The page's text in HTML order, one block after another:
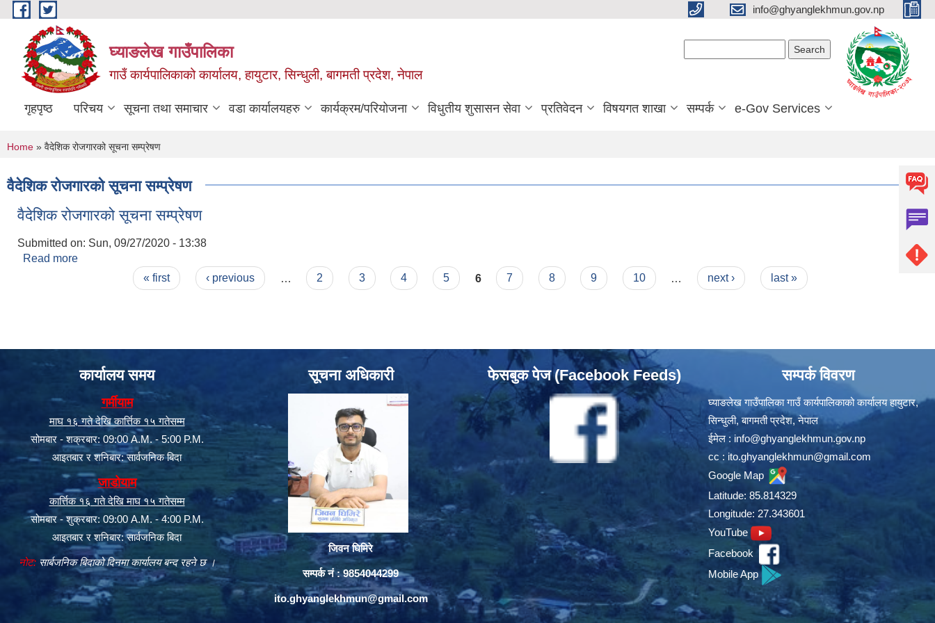
Skip to main content info@ghyanglekhmun.gov.np
घ्याङलेख गाउँपालिका
गाउँ कार्यपालिकाको कार्यालय, हायुटार, सिन्धुली, बागमती प्रदेश, नेपाल
गृहपृष्ठ परिचय सूचना तथा समाचार वडा कार्यालयहरु कार्यक्रम/परियोजना विधुतीय शुसासन सेवा प्रतिवेदन विषयगत शाखा सम्पर्क e-Gov Services
You are here
Home » वैदेशिक रोजगारको सूचना सम्प्रेषण
वैदेशिक रोजगारको सूचना सम्प्रेषण
वैदेशिक रोजगारको सूचना सम्प्रेषण
Submitted on: Sun, 09/27/2020 - 13:38
Read more
« first ‹ previous 2 3 4 5 6 7 8 9 10 next › last »
कार्यालय समय
गर्मीयाम
माघ १६ गते देखि कार्त्तिक १५ गतेसम्म
सोमबार - शक्रबार: 09:00 A.M. - 5:00 P.M.
आइतबार र शनिबार: सार्वजनिक बिदा
जाडोयाम
कार्त्तिक १६ गते देखि माघ १५ गतेसम्म
सोमबार - शुक्रबार: 09:00 A.M. - 4:00 P.M.
आइतबार र शनिबार: सार्वजनिक बिदा
नोट:सार्बजनिक बिदाको दिनमा कार्यालय बन्द रहने छ ।
सूचना अधिकारी
जिवन घिमिरे
सम्पर्क नं : 9854044299
ito.ghyanglekhmun@gmail.com
फेसबुक पेज (Facebook Feeds) सम्पर्क विवरण
घ्याङलेख गाउँपालिका गाउँ कार्यपालिकाको कार्यालय हायुटार,
सिन्धुली, बागमती प्रदेश, नेपाल
ईमेल : info@ghyanglekhmun.gov.np
cc : ito.ghyanglekhmun@gmail.com
Google Map
Latitude: 85.814329
Longitude: 27.343601
YouTube
Facebook
Mobile App